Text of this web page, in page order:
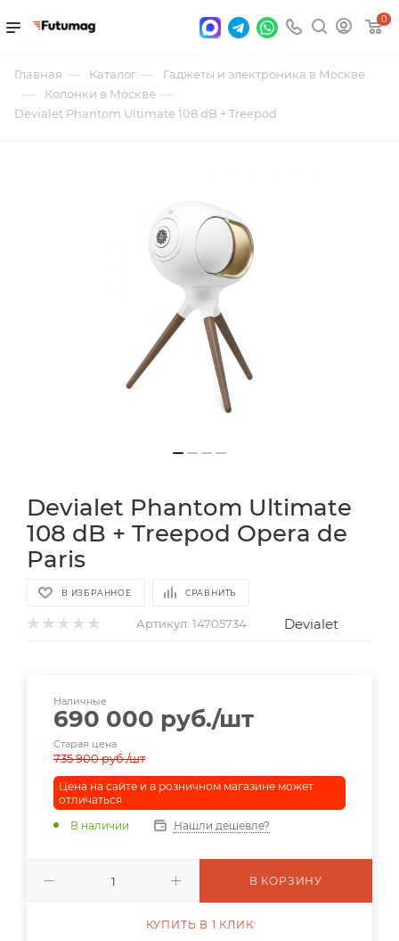
0
Главная — Каталог — Гаджеты и электроника в Москве
— Колонки в Москве —
Devialet Phantom Ultimate 108 dB + Treepod
Devialet Phantom Ultimate
108 dB + Treepod Opera de
Paris
В ИЗБРАННОЕ СРАВНИТЬ
Артикул: 14705734 Devialet
Наличные
690 000 руб./шт
Старая цена
735 900руб./шт
Цена на сайте и в розничном магазине может
отличаться
В наличии
Нашли дешевле?
В КОРЗИНУ
КУПИТЬ В 1 КЛИК